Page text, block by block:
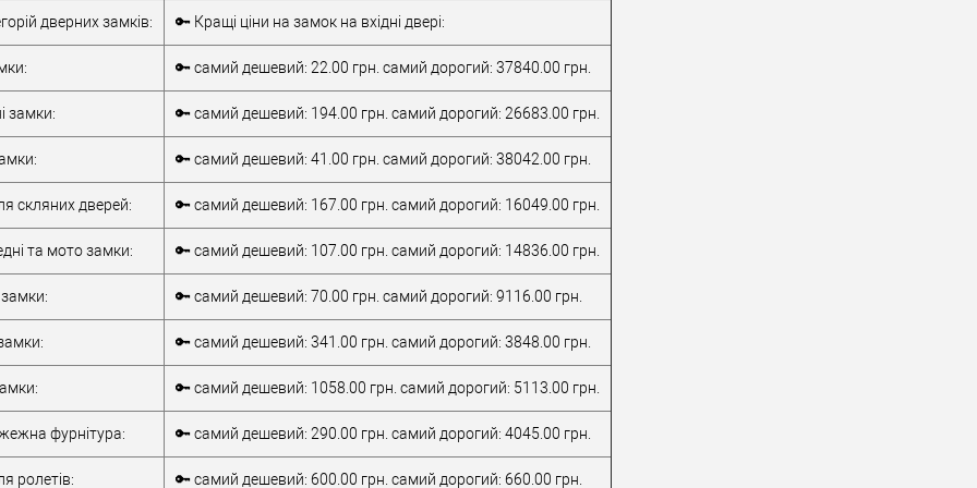
Врізний замок
Тип товару
Врізний замок
дверей
/для алюмінієвих
Країна виробник
дверних замків: 🔑 Кращі ціни на замок на вхідні двері:
🔑 самий дешевий: 22.00 грн. самий дорогий: 37840.00 грн.
замки: 🔑 самий дешевий: 194.00 грн. самий дорогий: 26683.00 грн.
🔑 самий дешевий: 41.00 грн. самий дорогий: 38042.00 грн.
скляних дверей: 🔑 самий дешевий: 167.00 грн. самий дорогий: 16049.00 грн.
та мото замки: 🔑 самий дешевий: 107.00 грн. самий дорогий: 14836.00 грн.
🔑 самий дешевий: 70.00 грн. самий дорогий: 9116.00 грн.
🔑 самий дешевий: 341.00 грн. самий дорогий: 3848.00 грн.
🔑 самий дешевий: 1058.00 грн. самий дорогий: 5113.00 грн.
фурнітура: 🔑 самий дешевий: 290.00 грн. самий дорогий: 4045.00 грн.
ролетів: 🔑 самий дешевий: 600.00 грн. самий дорогий: 660.00 грн.